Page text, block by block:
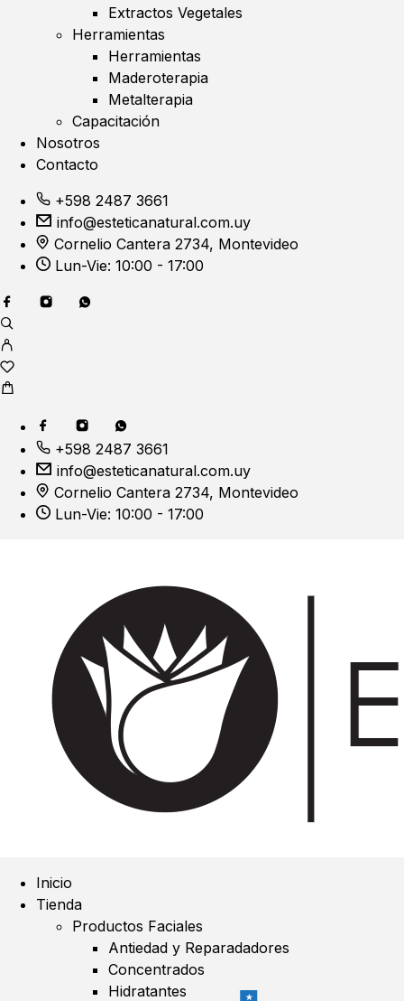
Extractos Vegetales
Herramientas
Herramientas
Maderoterapia
Metalterapia
Capacitación
Nosotros
Contacto
+598 2487 3661
info@esteticanatural.com.uy
Cornelio Cantera 2734, Montevideo
Lun-Vie: 10:00 - 17:00
+598 2487 3661
info@esteticanatural.com.uy
Cornelio Cantera 2734, Montevideo
Lun-Vie: 10:00 - 17:00
Inicio
Tienda
Productos Faciales
Antiedad y Reparadadores
Concentrados
Hidratantes
★